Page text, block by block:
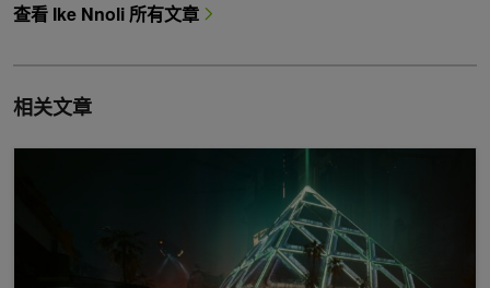
查看 Ike Nnoli 所有文章
相关文章
使用下一代 NVIDIA DLSS 生成突破性的光线追踪图像